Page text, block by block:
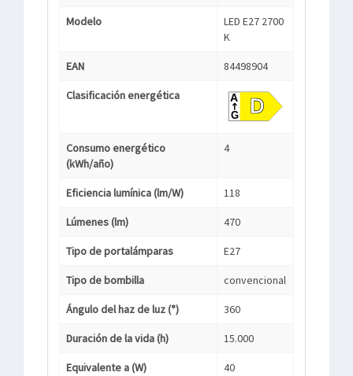
Modelo
LED E27 2700
K
EAN 84498904
Clasificación energética
Consumo energético
(kWh/año)
4
Eficiencia lumínica (lm/W) 118
Lúmenes (lm) 470
Tipo de portalámparas E27
Tipo de bombilla convencional
Ángulo del haz de luz (°) 360
Duración de la vida (h) 15.000
Equivalente a (W) 40